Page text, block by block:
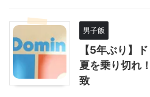
男子飯
【5年ぶり】
夏を乗り切れ
致